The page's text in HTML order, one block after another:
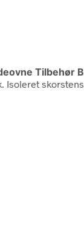
Tilbehør